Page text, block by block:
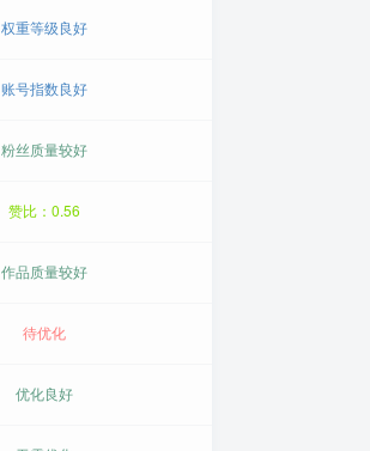
权重等级良好
账号指数良好
粉丝质量较好
赞比：0.56
作品质量较好
待优化
优化良好